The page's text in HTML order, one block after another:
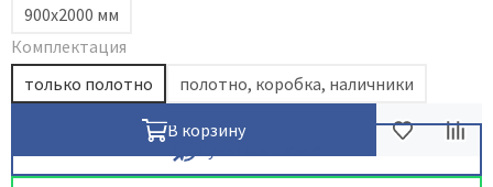
Covali
Dircode
Eclisse
Fantom
900х2000 мм
Комплектация
только полотно
полотно, коробка, наличники
В корзину